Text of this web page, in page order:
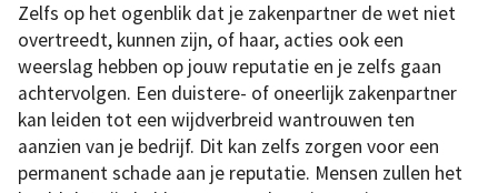
Zelfs op het ogenblik dat je zakenpartner de wet niet
overtreedt, kunnen zijn, of haar, acties ook een
weerslag hebben op jouw reputatie en je zelfs gaan
achtervolgen. Een duistere- of oneerlijk zakenpartner
kan leiden tot een wijdverbreid wantrouwen ten
aanzien van je bedrijf. Dit kan zelfs zorgen voor een
permanent schade aan je reputatie. Mensen zullen het